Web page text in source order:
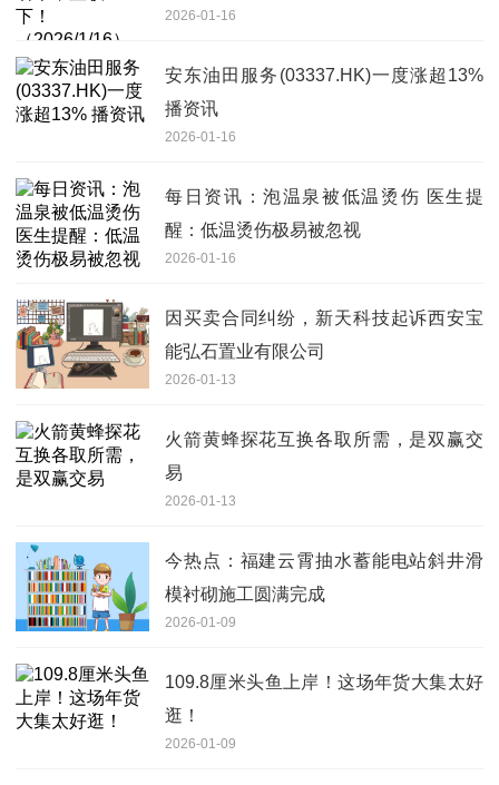
2026-01-16
安东油田服务(03337.HK)一度涨超13%
播资讯
2026-01-16
每日资讯：泡温泉被低温烫伤 医生提
醒：低温烫伤极易被忽视
2026-01-16
因买卖合同纠纷，新天科技起诉西安宝
能弘石置业有限公司
2026-01-13
火箭黄蜂探花互换各取所需，是双赢交
易
2026-01-13
今热点：福建云霄抽水蓄能电站斜井滑
模衬砌施工圆满完成
2026-01-09
109.8厘米头鱼上岸！这场年货大集太好
逛！
2026-01-09